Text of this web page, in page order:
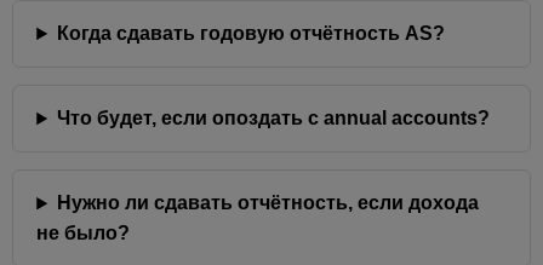
Когда сдавать годовую отчётность AS?
Что будет, если опоздать с annual accounts?
Нужно ли сдавать отчётность, если дохода
не было?